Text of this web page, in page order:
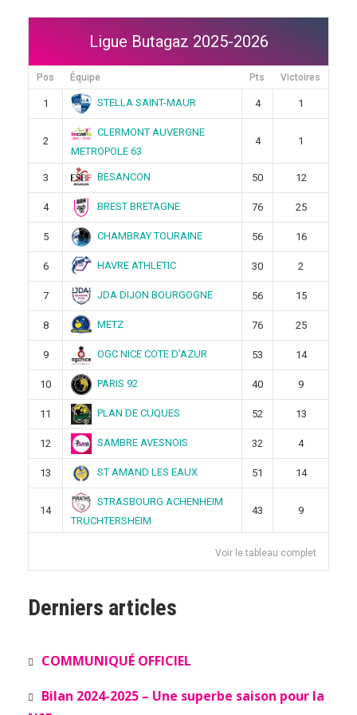
Ligue Butagaz 2025-2026
Pos Équipe Pts Victoires
1 STELLA SAINT-MAUR 4 1
2
CLERMONT AUVERGNE
METROPOLE 63
4 1
3 BESANCON 50 12
4 BREST BRETAGNE 76 25
5 CHAMBRAY TOURAINE 56 16
6 HAVRE ATHLETIC 30 2
7 JDA DIJON BOURGOGNE 56 15
8 METZ 76 25
9 OGC NICE COTE D’AZUR 53 14
10 PARIS 92 40 9
11 PLAN DE CUQUES 52 13
12 SAMBRE AVESNOIS 32 4
13 ST AMAND LES EAUX 51 14
14
STRASBOURG ACHENHEIM
TRUCHTERSHEIM
43 9
Voir le tableau complet
Derniers articles
COMMUNIQUÉ OFFICIEL
Bilan 2024-2025 – Une superbe saison pour la